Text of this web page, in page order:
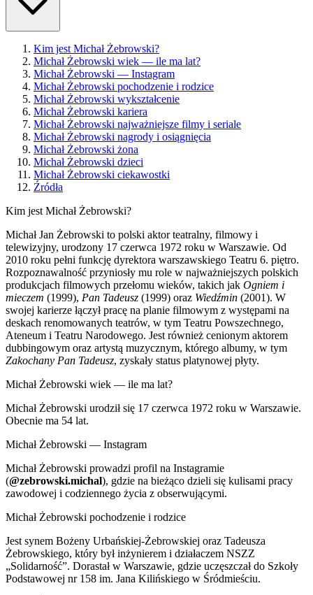
Kim jest Michał Żebrowski?
Michał Żebrowski wiek — ile ma lat?
Michał Żebrowski — Instagram
Michał Żebrowski pochodzenie i rodzice
Michał Żebrowski wykształcenie
Michał Żebrowski kariera
Michał Żebrowski najważniejsze filmy i seriale
Michał Żebrowski nagrody i osiągnięcia
Michał Żebrowski żona
Michał Żebrowski dzieci
Michał Żebrowski ciekawostki
Źródła
Kim jest Michał Żebrowski?
Michał Jan Żebrowski to polski aktor teatralny, filmowy i
telewizyjny, urodzony 17 czerwca 1972 roku w Warszawie. Od
2010 roku pełni funkcję dyrektora warszawskiego Teatru 6. piętro.
Rozpoznawalność przyniosły mu role w najważniejszych polskich
produkcjach filmowych przełomu wieków, takich jak Ogniem i
mieczem (1999), Pan Tadeusz (1999) oraz Wiedźmin (2001). W
swojej karierze łączył pracę na planie filmowym z występami na
deskach renomowanych teatrów, w tym Teatru Powszechnego,
Ateneum i Teatru Narodowego. Jest również cenionym aktorem
dubbingowym oraz artystą muzycznym, którego albumy, w tym
Zakochany Pan Tadeusz, zyskały status platynowej płyty.
Michał Żebrowski wiek — ile ma lat?
Michał Żebrowski urodził się 17 czerwca 1972 roku w Warszawie.
Obecnie ma 54 lat.
Michał Żebrowski — Instagram
Michał Żebrowski prowadzi profil na Instagramie
(@zebrowski.michal), gdzie na bieżąco dzieli się kulisami pracy
zawodowej i codziennego życia z obserwującymi.
Michał Żebrowski pochodzenie i rodzice
Jest synem Bożeny Urbańskiej-Żebrowskiej oraz Tadeusza
Żebrowskiego, który był inżynierem i działaczem NSZZ
„Solidarność”. Dorastał w Warszawie, gdzie uczęszczał do Szkoły
Podstawowej nr 158 im. Jana Kilińskiego w Śródmieściu.